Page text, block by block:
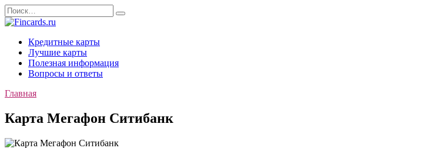
Перейти
к
Search
for:
Кредитные карты
Лучшие карты
Полезная информация
Вопросы и ответы
Главная
Карта Мегафон Ситибанк